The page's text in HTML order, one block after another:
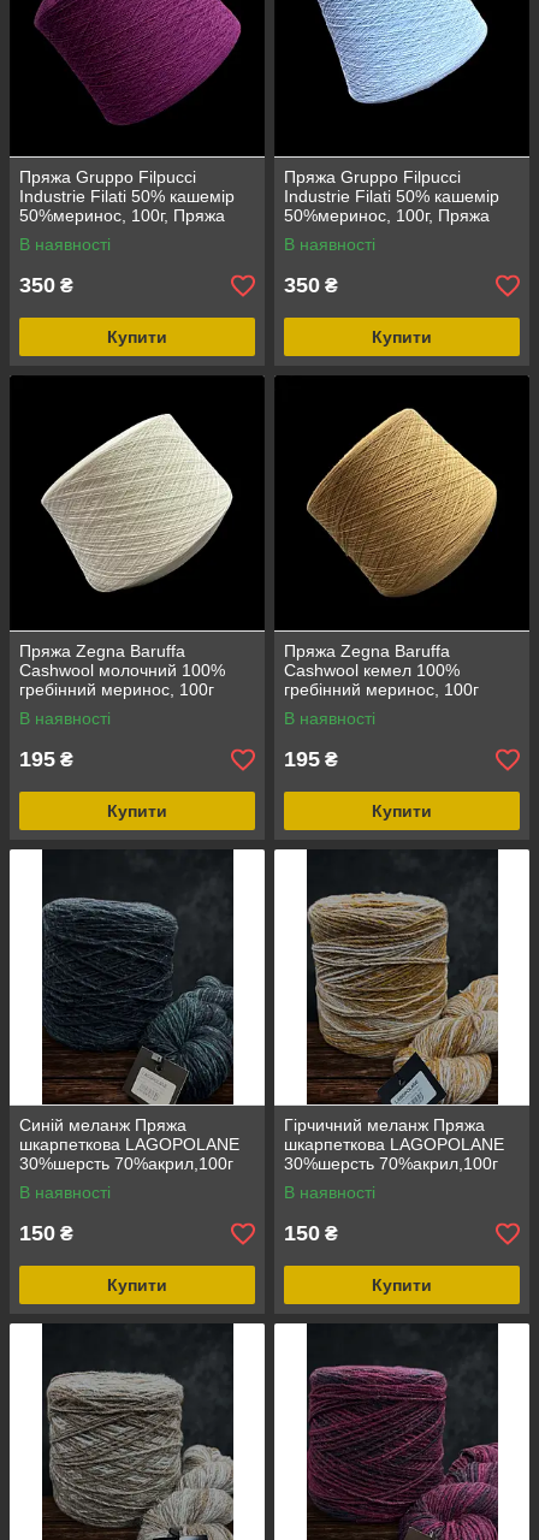
Пряжа Gruppo Filpucci
Industrie Filati 50% кашемір
50%меринос, 100г, Пряжа
Gruppo Filpucci Industrie Filati
сливовий, 50% кашемір
В наявності
350 ₴
Купити
Пряжа Gruppo Filpucci
Industrie Filati 50% кашемір
50%меринос, 100г, Пряжа
Gruppo Filpucci Industrie Filati
голубий, 50% кашемір
В наявності
350 ₴
Купити
Пряжа Zegna Baruffa
Cashwool молочний 100%
гребінний меринос, 100г
В наявності
195 ₴
Купити
Пряжа Zegna Baruffa
Cashwool кемел 100%
гребінний меринос, 100г
В наявності
195 ₴
Купити
Синій меланж Пряжа
шкарпеткова LAGOPOLANE
30%шерсть 70%акрил,100г
В наявності
150 ₴
Купити
Гірчичний меланж Пряжа
шкарпеткова LAGOPOLANE
30%шерсть 70%акрил,100г
В наявності
150 ₴
Купити